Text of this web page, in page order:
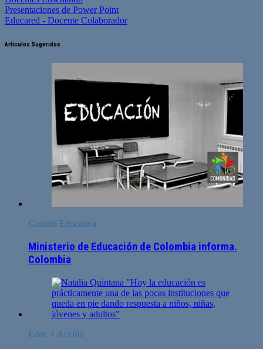
Presentaciones de Power Point
Educared - Docente Colaborador
Artículos Sugeridos
Gestión Educativa
Ministerio de Educación de Colombia informa.
Colombia
Educ + Acción